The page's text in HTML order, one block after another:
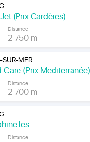
(Prix Cardères)
Distance
2 750 m
SUR-MER
Care (Prix Mediterranée)
Distance
2 700 m
Distance